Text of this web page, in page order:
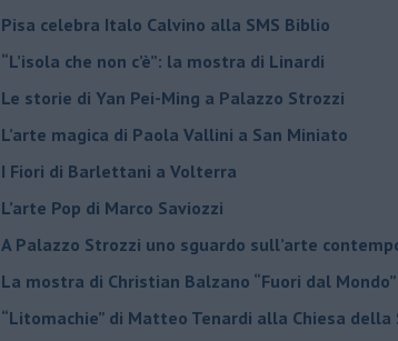
Pisa celebra Italo Calvino alla SMS Biblio
“L’isola che non c’è”: la mostra di Linardi
​Le storie di Yan Pei-Ming a Palazzo Strozzi
​L’arte magica di Paola Vallini a San Miniato
​I Fiori di Barlettani a Volterra
​L’arte Pop di Marco Saviozzi
​A Palazzo Strozzi uno sguardo sull’arte
La mostra di Christian Balzano “Fuori dal Mondo”
​“Litomachie” di Matteo Tenardi alla Chiesa della